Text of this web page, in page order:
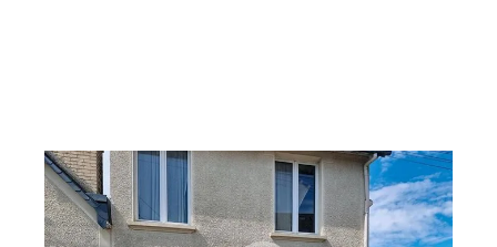
CAEN 14
54 m2, 3 pièces
Ref : 3419